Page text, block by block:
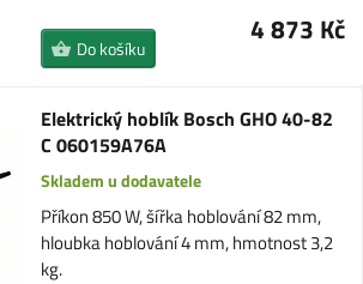
4 873 Kč
Do košíku
Elektrický hoblík Bosch GHO 40-82
C 060159A76A
Skladem u dodavatele
Příkon 850 W, šířka hoblování 82 mm,
hloubka hoblování 4 mm, hmotnost 3,2
kg.